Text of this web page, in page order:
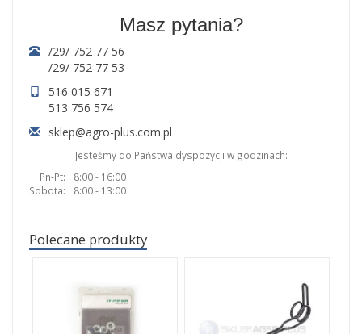
Masz pytania?
/29/ 752 77 56
/29/ 752 77 53
516 015 671
513 756 574
sklep@agro-plus.com.pl
Jesteśmy do Państwa dyspozycji w godzinach:
Pn-Pt:
Sobota:
8:00 - 16:00
8:00 - 13:00
Polecane produkty